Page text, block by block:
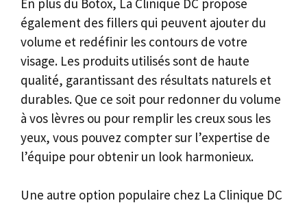
En plus du Botox, La Clinique DC propose
également des fillers qui peuvent ajouter du
volume et redéfinir les contours de votre
visage. Les produits utilisés sont de haute
qualité, garantissant des résultats naturels et
durables. Que ce soit pour redonner du volume
à vos lèvres ou pour remplir les creux sous les
yeux, vous pouvez compter sur l’expertise de
l’équipe pour obtenir un look harmonieux.
Une autre option populaire chez La Clinique DC